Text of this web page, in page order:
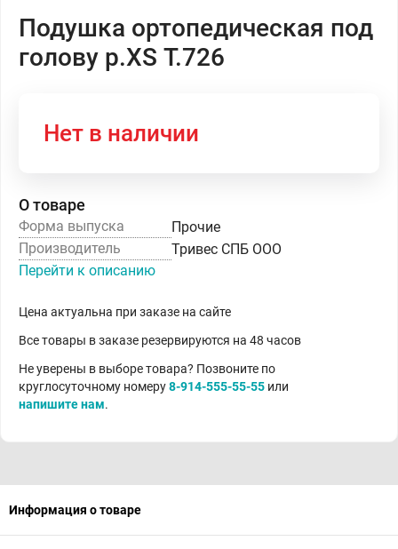
Подушка ортопедическая под
голову р.XS Т.726
Нет в наличии
О товаре
Форма выпуска
Прочие
Производитель
Тривес СПБ ООО
Перейти к описанию
Цена актуальна при заказе на сайте
Все товары в заказе резервируются на 48 часов
Не уверены в выборе товара? Позвоните по
круглосуточному номеру8-914-555-55-55 или
напишите нам.
Информация о товаре